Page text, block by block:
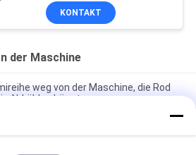
KONTAKT
der Maschine
weg von der Maschine, die Rod
Abkühlen hängt
Gummimischungs-Blatt-Reihe weg
600mm - 900mm